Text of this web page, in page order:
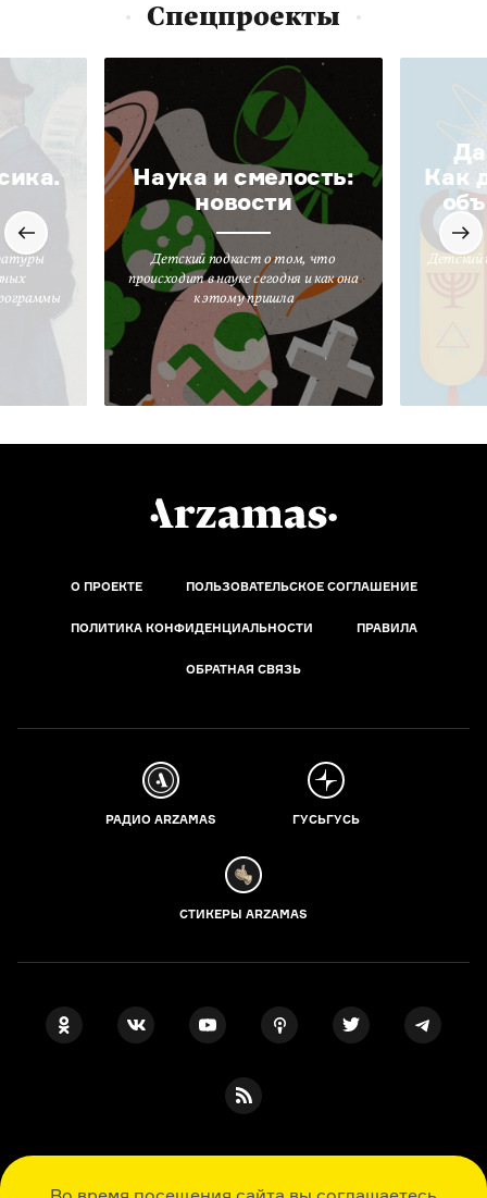
Спецпроекты
Наука и смелость:
новости
Детский подкаст о том, что
происходит в науке сегодня и как она
к этому пришла
Да
Как
Детский
О ПРОЕКТЕ ПОЛЬЗОВАТЕЛЬСКОЕ СОГЛАШЕНИЕ
ПОЛИТИКА КОНФИДЕНЦИАЛЬНОСТИ ПРАВИЛА
ОБРАТНАЯ СВЯЗЬ
РАДИО ARZAMAS ГУСЬГУСЬ
СТИКЕРЫ ARZAMAS